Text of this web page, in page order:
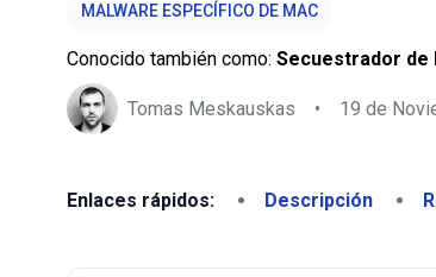
MALWARE ESPECÍFICO DE MAC
Conocido también como: Secuestrador de
Tomas Meskauskas • 19 de
Enlaces rápidos: Descripción